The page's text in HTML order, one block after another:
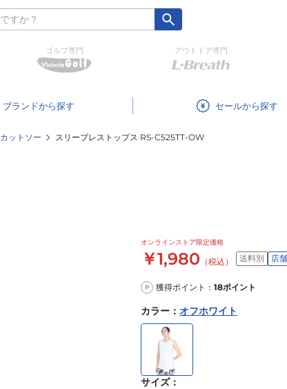
ゴルフ専門 アウトドア専門
ブランド セール
カットソー スリーブレストップス RS-C525TT-OW
オンラインストア限定価格
￥1,980 （税込） 送料別 店
P 獲得ポイント： 18ポイント
カラー ： オフホワイト
サイズ：